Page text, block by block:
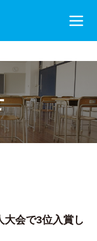
大会で3位入賞し